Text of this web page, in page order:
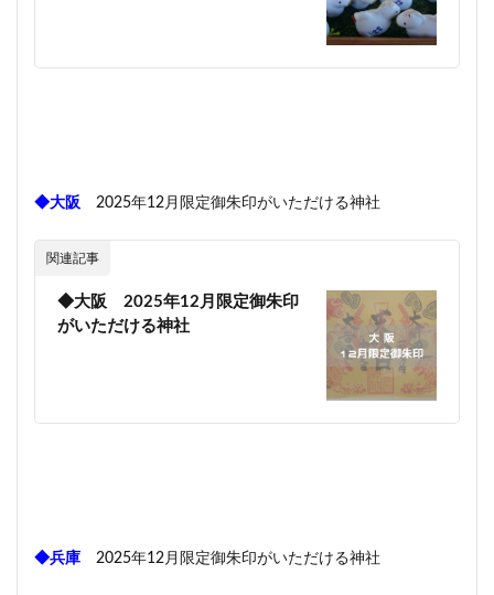
◆大阪 2025年12月限定御朱印がいただける神社
関連記事
◆大阪 2025年12月限定御朱印
がいただける神社
◆兵庫 2025年12月限定御朱印がいただける神社